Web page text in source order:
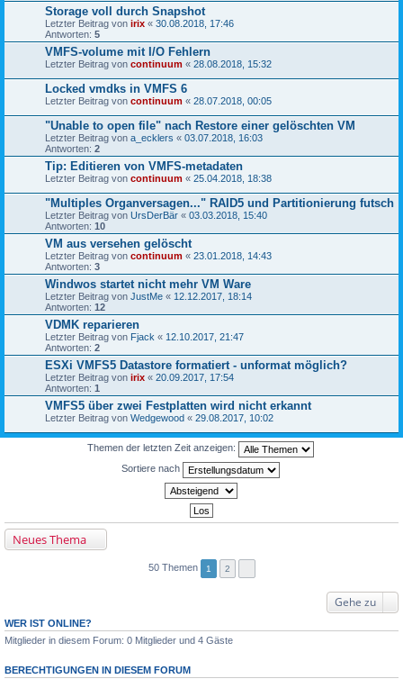
Storage voll durch Snapshot
Letzter Beitrag von irix « 30.08.2018, 17:46
Antworten: 5
VMFS-volume mit I/O Fehlern
Letzter Beitrag von continuum « 28.08.2018, 15:32
Locked vmdks in VMFS 6
Letzter Beitrag von continuum « 28.07.2018, 00:05
"Unable to open file" nach Restore einer gelöschten VM
Letzter Beitrag von a_ecklers « 03.07.2018, 16:03
Antworten: 2
Tip: Editieren von VMFS-metadaten
Letzter Beitrag von continuum « 25.04.2018, 18:38
"Multiples Organversagen..." RAID5 und Partitionierung futsch
Letzter Beitrag von UrsDerBär « 03.03.2018, 15:40
Antworten: 10
VM aus versehen gelöscht
Letzter Beitrag von continuum « 23.01.2018, 14:43
Antworten: 3
Windwos startet nicht mehr VM Ware
Letzter Beitrag von JustMe « 12.12.2017, 18:14
Antworten: 12
VDMK reparieren
Letzter Beitrag von Fjack « 12.10.2017, 21:47
Antworten: 2
ESXi VMFS5 Datastore formatiert - unformat möglich?
Letzter Beitrag von irix « 20.09.2017, 17:54
Antworten: 1
VMFS5 über zwei Festplatten wird nicht erkannt
Letzter Beitrag von Wedgewood « 29.08.2017, 10:02
Themen der letzten Zeit anzeigen:
Sortiere nach
Neues Thema
50 Themen 1 2
Gehe zu
WER IST ONLINE?
Mitglieder in diesem Forum: 0 Mitglieder und 4 Gäste
BERECHTIGUNGEN IN DIESEM FORUM